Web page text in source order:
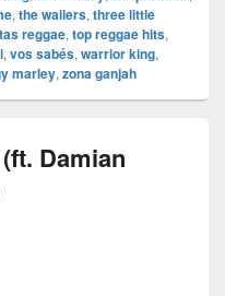
, the wailers, three little
reggae, top reggae hits,
, vos sabés, warrior king,
marley, zona ganjah
Damian